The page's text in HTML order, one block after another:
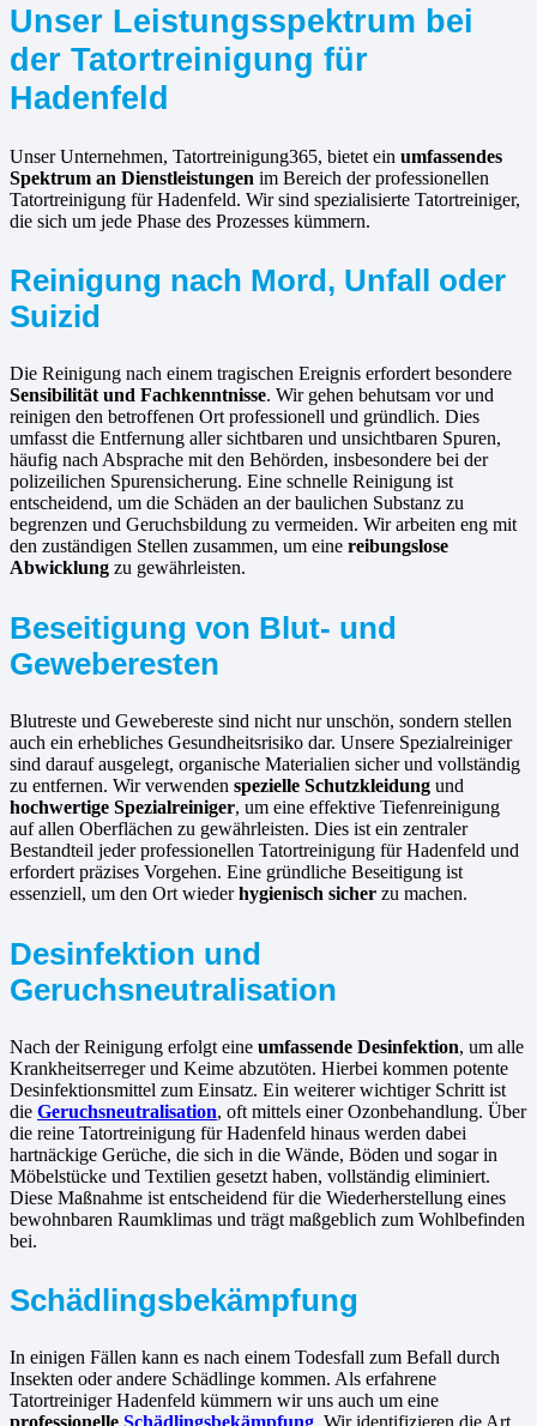
Unser Leistungsspektrum bei
der Tatortreinigung für
Hadenfeld
Unser Unternehmen, Tatortreinigung365, bietet ein umfassendes
Spektrum an Dienstleistungen im Bereich der professionellen
Tatortreinigung für Hadenfeld. Wir sind spezialisierte Tatortreiniger,
die sich um jede Phase des Prozesses kümmern.
Reinigung nach Mord, Unfall oder
Suizid
Die Reinigung nach einem tragischen Ereignis erfordert besondere
Sensibilität und Fachkenntnisse. Wir gehen behutsam vor und
reinigen den betroffenen Ort professionell und gründlich. Dies
umfasst die Entfernung aller sichtbaren und unsichtbaren Spuren,
häufig nach Absprache mit den Behörden, insbesondere bei der
polizeilichen Spurensicherung. Eine schnelle Reinigung ist
entscheidend, um die Schäden an der baulichen Substanz zu
begrenzen und Geruchsbildung zu vermeiden. Wir arbeiten eng mit
den zuständigen Stellen zusammen, um eine reibungslose
Abwicklung zu gewährleisten.
Beseitigung von Blut- und
Geweberesten
Blutreste und Gewebereste sind nicht nur unschön, sondern stellen
auch ein erhebliches Gesundheitsrisiko dar. Unsere Spezialreiniger
sind darauf ausgelegt, organische Materialien sicher und vollständig
zu entfernen. Wir verwenden spezielle Schutzkleidung und
hochwertige Spezialreiniger, um eine effektive Tiefenreinigung
auf allen Oberflächen zu gewährleisten. Dies ist ein zentraler
Bestandteil jeder professionellen Tatortreinigung für Hadenfeld und
erfordert präzises Vorgehen. Eine gründliche Beseitigung ist
essenziell, um den Ort wiederhygienisch sicher zu machen.
Desinfektion und
Geruchsneutralisation
Nach der Reinigung erfolgt eine umfassende Desinfektion, um alle
Krankheitserreger und Keime abzutöten. Hierbei kommen potente
Desinfektionsmittel zum Einsatz. Ein weiterer wichtiger Schritt ist
die Geruchsneutralisation, oft mittels einer Ozonbehandlung. Über
die reine Tatortreinigung für Hadenfeld hinaus werden dabei
hartnäckige Gerüche, die sich in die Wände, Böden und sogar in
Möbelstücke und Textilien gesetzt haben, vollständig eliminiert.
Diese Maßnahme ist entscheidend für die Wiederherstellung eines
bewohnbaren Raumklimas und trägt maßgeblich zum Wohlbefinden
bei.
Schädlingsbekämpfung
In einigen Fällen kann es nach einem Todesfall zum Befall durch
Insekten oder andere Schädlinge kommen. Als erfahrene
Tatortreiniger Hadenfeld kümmern wir uns auch um eine